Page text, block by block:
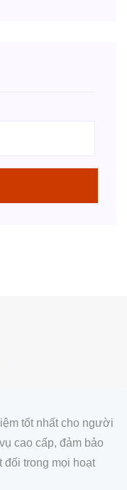
tốt nhất cho người
cao cấp, đảm bảo
đối trong mọi hoạt